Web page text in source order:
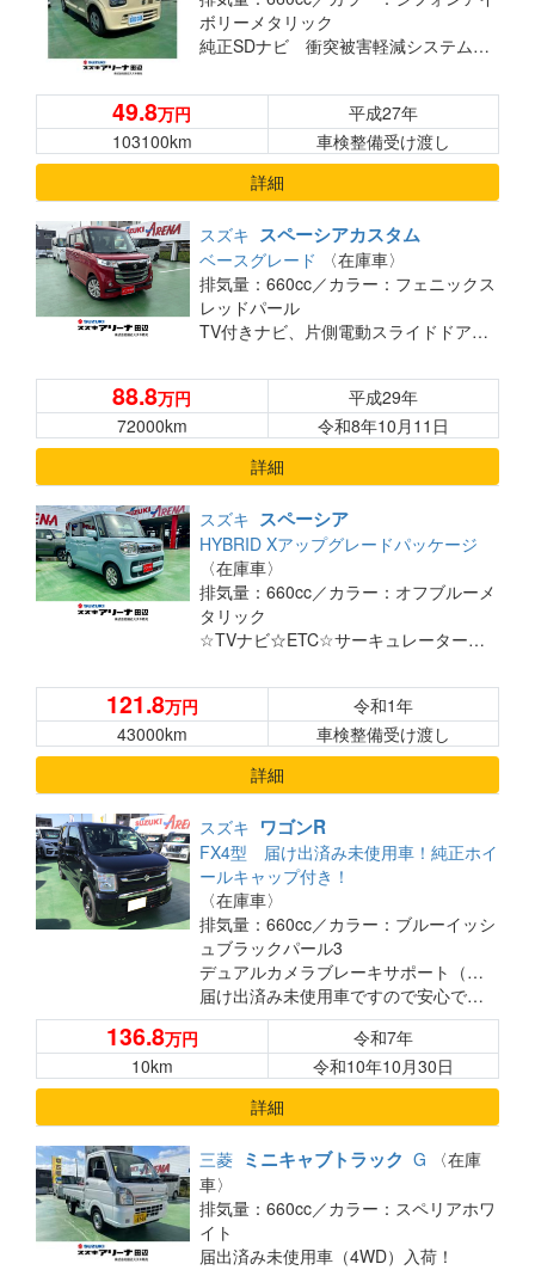
ボリーメタリック
純正SDナビ 衝突被害軽減システム シートヒーター キーレス アイドリングストップ CD 地デジ
49.8万円
平成27年
103100km
車検整備受け渡し
詳細
スズキ スペーシアカスタム
ベースグレード
〈在庫車〉
排気量：660cc／カラー：フェニックス
レッドパール
TV付きナビ、片側電動スライドドア、シートヒーター
88.8万円
平成29年
72000km
令和8年10月11日
詳細
スズキ スペーシア
HYBRID Xアップグレードパッケージ
〈在庫車〉
排気量：660cc／カラー：オフブルーメ
タリック
☆TVナビ☆ETC☆サーキュレーター☆保証付き☆
121.8万円
令和1年
43000km
車検整備受け渡し
詳細
スズキ ワゴンR
FX4型 届け出済み未使用車！純正ホイ
ールキャップ付き！
〈在庫車〉
排気量：660cc／カラー：ブルーイッシ
ュブラックパール3
デュアルカメラブレーキサポート（自動安全ブレーキ）搭載！
届け出済み未使用車ですので安心です◎
オーディオレス状態なので、お好きなナビやディスプレイオーディオを入れることが可能です◎
ETCやドライブレコーダーも承ります！
136.8万円
令和7年
10km
令和10年10月30日
詳細
三菱 ミニキャブトラック G
〈在庫
車〉
排気量：660cc／カラー：スペリアホワ
イト
届出済み未使用車（4WD）入荷！